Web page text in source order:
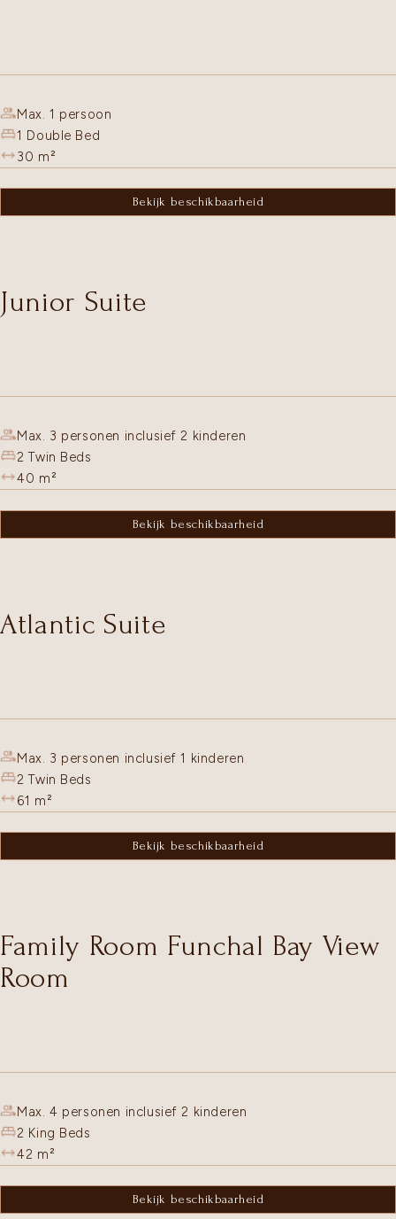
Max. 1 persoon
1 Double Bed
30 m²
Bekijk beschikbaarheid
Junior Suite
Max. 3 personen inclusief 2 kinderen
2 Twin Beds
40 m²
Bekijk beschikbaarheid
Atlantic Suite
Max. 3 personen inclusief 1 kinderen
2 Twin Beds
61 m²
Bekijk beschikbaarheid
Family Room Funchal Bay View
Room
Max. 4 personen inclusief 2 kinderen
2 King Beds
42 m²
Bekijk beschikbaarheid